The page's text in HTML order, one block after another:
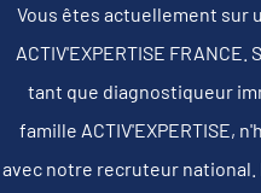
Vous êtes actuellement sur
ACTIV'EXPERTISE
tant que diagnostiqueur
famille ACTIV'EXPERTISE,
avec notre recruteur national.